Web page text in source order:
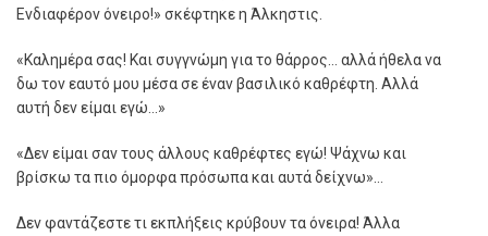
Ενδιαφέρον όνειρο!» σκέφτηκε η Άλκηστις.
«Καλημέρα σας! Και συγγνώμη για το θάρρος… αλλά ήθελα να
δω τον εαυτό μου μέσα σε έναν βασιλικό καθρέφτη. Αλλά
αυτή δεν είμαι εγώ…»
«Δεν είμαι σαν τους άλλους καθρέφτες εγώ! Ψάχνω και
βρίσκω τα πιο όμορφα πρόσωπα και αυτά δείχνω»…
Δεν φαντάζεστε τι εκπλήξεις κρύβουν τα όνειρα! Άλλα